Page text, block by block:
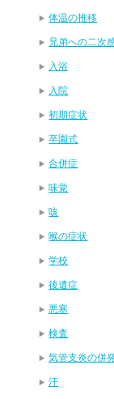
体温の推移
兄弟への二次
入浴
入院
初期症状
卒園式
合併症
味覚
咳
喉の症状
学校
後遺症
悪寒
検査
気管支炎の併
汗